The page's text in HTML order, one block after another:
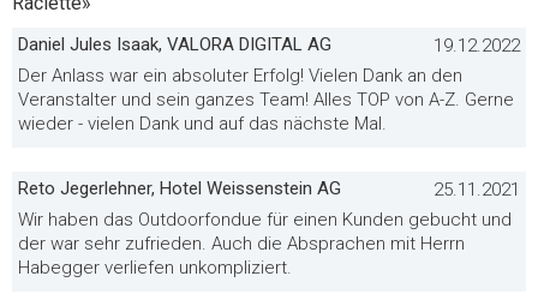
Daniel Jules Isaak, VALORA DIGITAL AG
19.12.2022
Der Anlass war ein absoluter Erfolg! Vielen Dank an den
Veranstalter und sein ganzes Team! Alles TOP von A-Z. Gerne
wieder - vielen Dank und auf das nächste Mal.
Reto Jegerlehner, Hotel Weissenstein AG
25.11.2021
Wir haben das Outdoorfondue für einen Kunden gebucht und
der war sehr zufrieden. Auch die Absprachen mit Herrn
Habegger verliefen unkompliziert.